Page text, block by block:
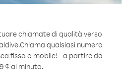
chiamate di qualità verso
Chiama qualsiasi numero
fissa o mobile! - a partire da
¢ al minuto.